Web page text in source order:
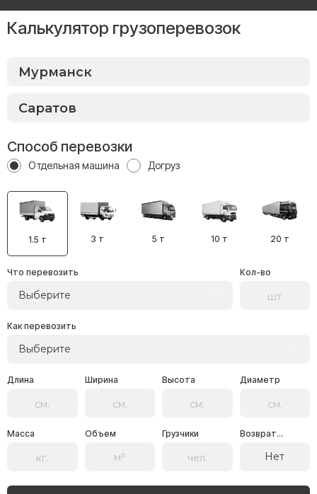
Калькулятор грузоперевозок
Способ перевозки
Отдельная машина Догруз
1.5 т 3 т 5 т 10 т 20 т
Что перевозить
Выберите
Кол-во
Как перевозить
Выберите
Длина Ширина Высота Диаметр
Масса Объем Грузчики Возврат...
Нет